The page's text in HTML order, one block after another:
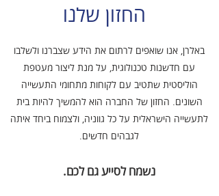
החזון שלנו
באלרן, אנו שואפים לרתום את הידע שצברנו ולשלבו
עם חדשנות טכנולוגית, על מנת ליצור מעטפת
הוליסטית שתטיב עם לקוחות מתחומי התעשייה
השונים. החזון של החברה הוא להמשיך להיות בית
לתעשייה הישראלית על כל גווניה, ולצמוח ביחד איתה
לגבהים חדשים.
נשמח לסייע גם לכם.